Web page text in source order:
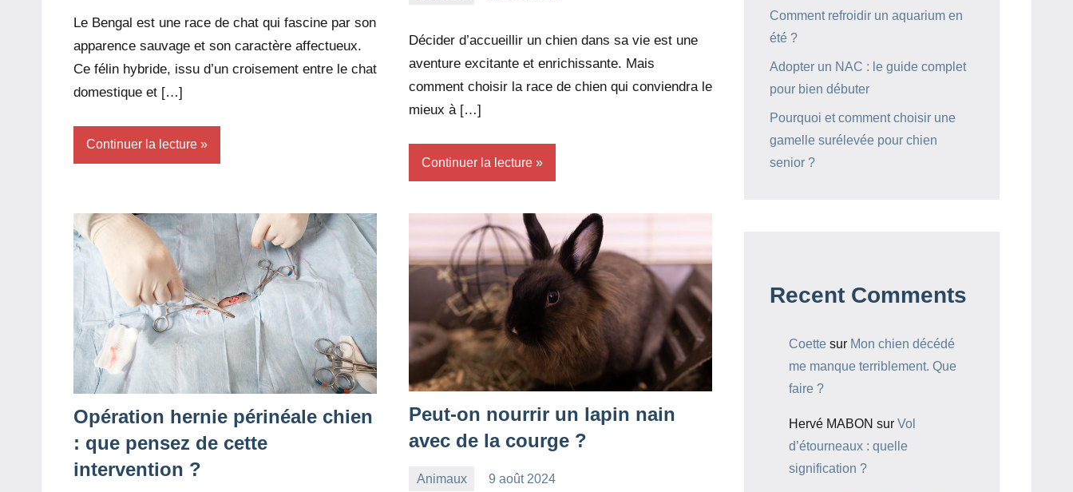
Le Bengal est une race de chat qui fascine par son
apparence sauvage et son caractère affectueux.
Ce félin hybride, issu d’un croisement entre le chat
domestique et […]
Continuer la lecture
Décider d’accueillir un chien dans sa vie est une
aventure excitante et enrichissante. Mais
comment choisir la race de chien qui conviendra le
mieux à […]
Continuer la lecture
Opération hernie périnéale chien
: que pensez de cette
intervention ?
Peut-on nourrir un lapin nain
avec de la courge ?
Animaux
9 août 2024
Comment refroidir un aquarium en
été ?
Adopter un NAC : le guide complet
pour bien débuter
Pourquoi et comment choisir une
gamelle surélevée pour chien
senior ?
Recent Comments
Coette sur Mon chien décédé
me manque terriblement. Que
faire ?
Hervé MABON sur Vol
d’étourneaux : quelle
signification ?